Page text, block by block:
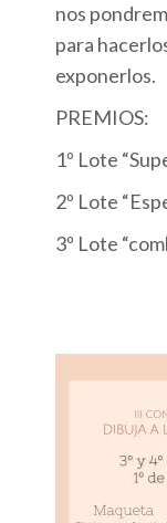
nos
para
exponerlos.
PREMIOS:
1º Lote
2º Lote
3º Lote